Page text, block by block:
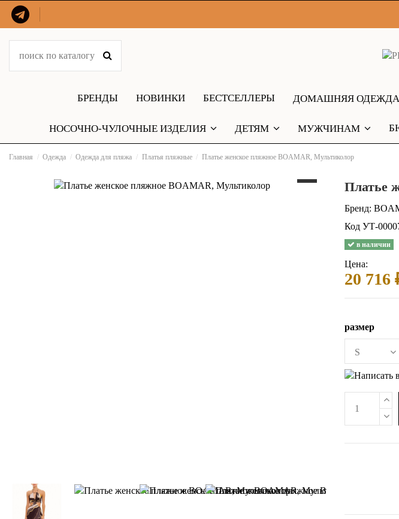
БРЕНДЫ НОВИНКИ БЕСТСЕЛЛЕРЫ ДОМАШНЯЯ ОДЕЖДА
НОСОЧНО-ЧУЛОЧНЫЕ ИЗДЕЛИЯ ДЕТЯМ МУЖЧИНАМ
Главная Одежда Одежда для пляжа Платья пляжные Платье женское пляжное BOAMAR, Мультиколор
Платье
Бренд:
Код УТ-
в наличии
Цена:
20 716
размер